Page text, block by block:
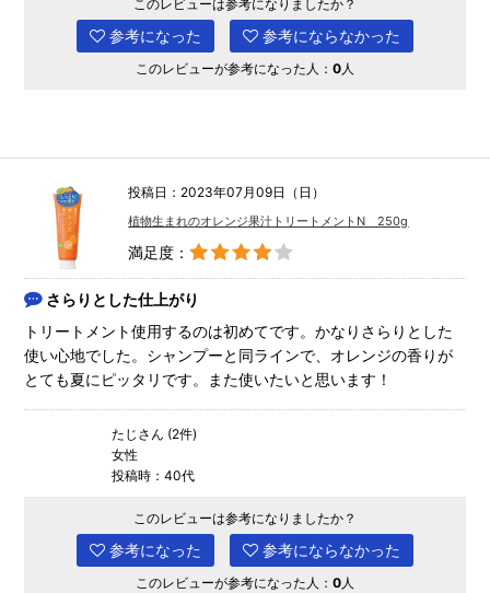
このレビューは参考になりましたか？
参考になった 参考にならなかった
このレビューが参考になった人： 0 人
投稿日：2023年07月09日（日）
植物生まれのオレンジ果汁トリートメントN 250g
満足度：
さらりとした仕上がり
トリートメント使用するのは初めてです。かなりさらりとした
使い心地でした。シャンプーと同ラインで、オレンジの香りが
とても夏にピッタリです。また使いたいと思います！
たじさん (2件)
女性
投稿時：40代
このレビューは参考になりましたか？
参考になった 参考にならなかった
このレビューが参考になった人： 0人